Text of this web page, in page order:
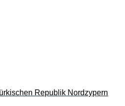
Republik Nordzypern